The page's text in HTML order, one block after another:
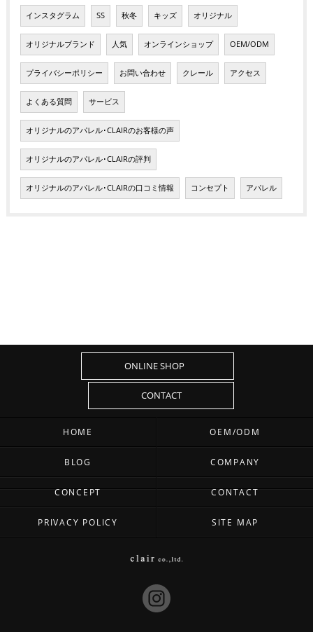
インスタグラム SS 秋冬 キッズ オリジナル
オリジナルブランド 人気 オンラインショップ OEM/ODM
プライバシーポリシー お問い合わせ クレール アクセス
よくある質問 サービス
オリジナルのアパレル･CLAIRのお客様の声
オリジナルのアパレル･CLAIRの評判
オリジナルのアパレル･CLAIRの口コミ情報 コンセプト アパレル
ONLINE SHOP
CONTACT
HOME OEM/ODM
BLOG COMPANY
CONCEPT CONTACT
PRIVACY POLICY SITE MAP